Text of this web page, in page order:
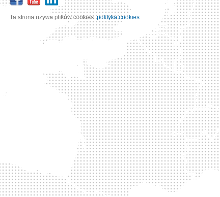
Ta strona używa plików cookies:polityka cookies